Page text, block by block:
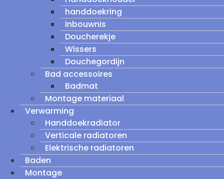
handdoekring
Inbouwnis
Doucherekje
Wissers
Douchegordijn
Bad accessoires
Badmat
Montage materiaal
Verwarming
Handdoekradiator
Verticale radiatoren
Elektrische radiatoren
Baden
Montage